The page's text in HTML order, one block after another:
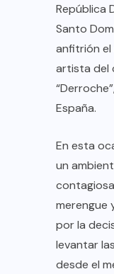
República
Santo
anfitrión el
artista del
España.
En esta
un
merengue
por la
levantar
desde el